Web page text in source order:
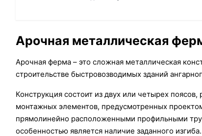
Арочная металлическая
Арочная ферма – это сложная металлическая
строительстве быстровозводимых зданий
Конструкция состоит из двух или четырех
монтажных элементов, предусмотренных
прямолинейно расположенными профильными
особенностью является наличие заданного изгиба.